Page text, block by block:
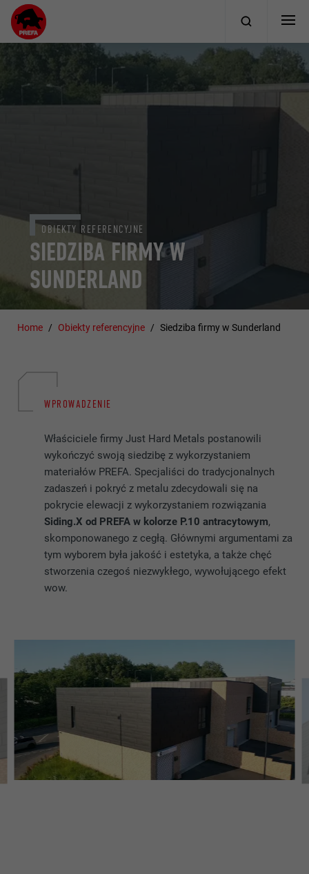
SIEDZIBA FIRMY W
SUNDERLAND
OBIEKTY REFERENCYJNE
Home Obiekty referencyjne Siedziba firmy w Sunderland
WPROWADZENIE
Właściciele firmy Just Hard Metals postanowili
wykończyć swoją siedzibę z wykorzystaniem
materiałów PREFA. Specjaliści do tradycjonalnych
zadaszeń i pokryć z metalu zdecydowali się na
pokrycie elewacji z wykorzystaniem rozwiązania
Siding.X od PREFA w kolorze P.10 antracytowym,
skomponowanego z cegłą. Głównymi argumentami za
tym wyborem była jakość i estetyka, a także chęć
stworzenia czegoś niezwykłego, wywołującego efekt
wow.